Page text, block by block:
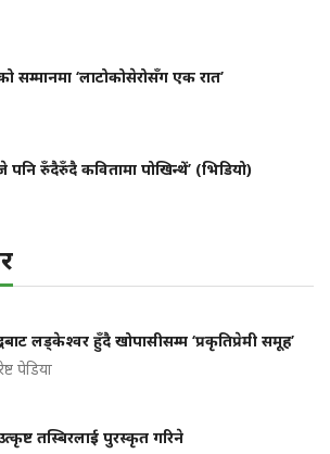
सम्मानमा ‘लाटोकोसेरोसँग एक रात’
पनि रुँदैरुँदै कवितामा पोखिन्थें’ (भिडियो)
लड्केश्वर हुँदै खोपासीसम्म ‘प्रकृतिप्रेमी समूह’
पेडिया
तस्बिरलाई पुरस्कृत गरिने